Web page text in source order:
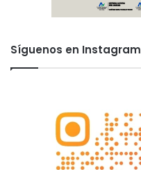
Síguenos en Instagram